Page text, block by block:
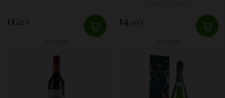
11,22 €
SKLADOM
14,93 €
SKLADOM